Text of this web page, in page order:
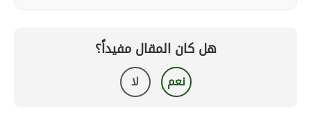
هل كان المقال مفيداً؟
نعم لا